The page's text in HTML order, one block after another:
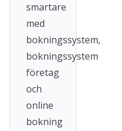
smartare
med
bokningssystem,
bokningssystem
företag
och
online
bokning